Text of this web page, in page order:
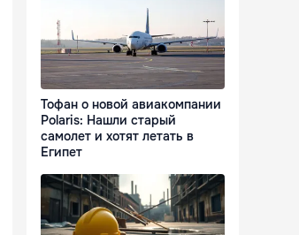
Тофан о новой авиакомпании
Polaris: Нашли старый
самолет и хотят летать в
Египет